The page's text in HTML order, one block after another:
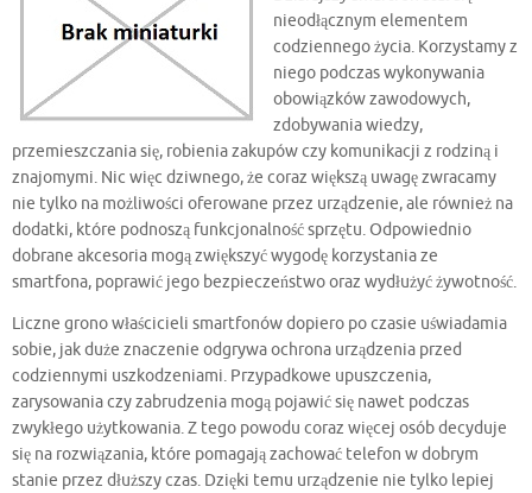
nieodłącznym elementem
codziennego życia. Korzystamy z
niego podczas wykonywania
obowiązków zawodowych,
zdobywania wiedzy,
przemieszczania się, robienia zakupów czy komunikacji z rodziną i
znajomymi. Nic więc dziwnego, że coraz większą uwagę zwracamy
nie tylko na możliwości oferowane przez urządzenie, ale również na
dodatki, które podnoszą funkcjonalność sprzętu. Odpowiednio
dobrane akcesoria mogą zwiększyć wygodę korzystania ze
smartfona, poprawić jego bezpieczeństwo oraz wydłużyć żywotność.
Liczne grono właścicieli smartfonów dopiero po czasie uświadamia
sobie, jak duże znaczenie odgrywa ochrona urządzenia przed
codziennymi uszkodzeniami. Przypadkowe upuszczenia,
zarysowania czy zabrudzenia mogą pojawić się nawet podczas
zwykłego użytkowania. Z tego powodu coraz więcej osób decyduje
się na rozwiązania, które pomagają zachować telefon w dobrym
stanie przez dłuższy czas. Dzięki temu urządzenie nie tylko lepiej